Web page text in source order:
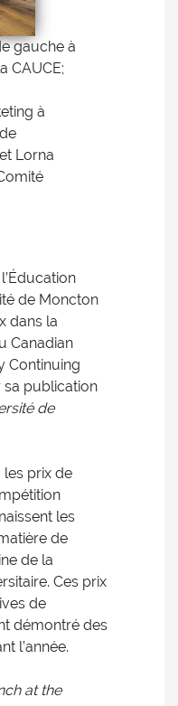
gauche à
CAUCE;
à
Lorna
de Moncton
dans la
Canadian
Continuing
sa publication
de
les prix de
les
de
de la
Ces prix
de
démontré des
l’année.
at the